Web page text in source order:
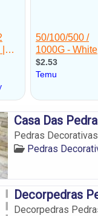
Casa Das
Pedras
Pedras
Decorpedras
Decorpedras